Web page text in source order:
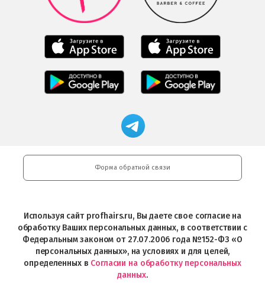
Google
Мобильное
приложение
Professional
загрузить
Мобильное
приложение
Professional
загрузить
Play
Мобильное
приложение
загрузить
в
Мобильное
приложение
Магазин
профессиональной
Professional
и
Интернет-
Telegram
Форма обратной связи
Используя сайт profhairs.ru, Вы даете свое согласие на
обработку Ваших персональных данных, в соответствии с
Федеральным законом от 27.07.2006 года №152-ФЗ «О
персональных данных», на условиях и для целей,
определенных в Согласии на обработку персональных
данных.